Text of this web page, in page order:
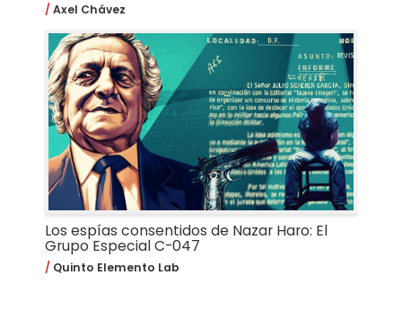
Axel Chávez
Los espías consentidos de Nazar Haro: El
Grupo Especial C-047
Quinto Elemento Lab